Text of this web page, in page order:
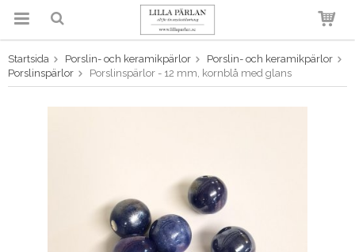
Produkten har blivit tillagd i
varukorgen
Startsida Porslin- och keramikpärlor
Porslin- och keramikpärlor
Porslinspärlor
Porslinspärlor - 12 mm, kornblå med glans